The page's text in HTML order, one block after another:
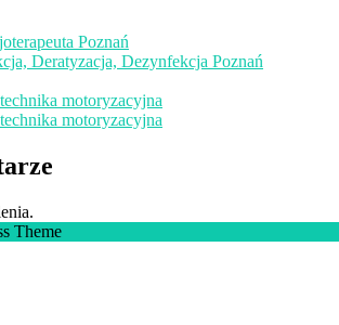
Poznań
Deratyzacja, Dezynfekcja Poznań
motoryzacyjna
motoryzacyjna
Theme